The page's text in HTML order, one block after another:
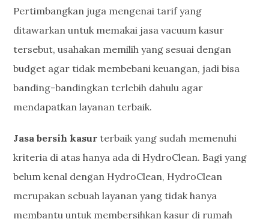
Pertimbangkan juga mengenai tarif yang
ditawarkan untuk memakai jasa vacuum kasur
tersebut, usahakan memilih yang sesuai dengan
budget agar tidak membebani keuangan, jadi bisa
banding-bandingkan terlebih dahulu agar
mendapatkan layanan terbaik.
Jasa bersih kasurterbaik yang sudah memenuhi
kriteria di atas hanya ada di HydroClean. Bagi yang
belum kenal dengan HydroClean, HydroClean
merupakan sebuah layanan yang tidak hanya
membantu untuk membersihkan kasur di rumah